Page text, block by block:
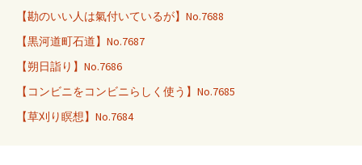
【勘のいい人は氣付いているが】No.7688
【黒河道町石道】No.7687
【朔日詣り】No.7686
【コンビニをコンビニらしく使う】No.7685
【草刈り瞑想】No.7684